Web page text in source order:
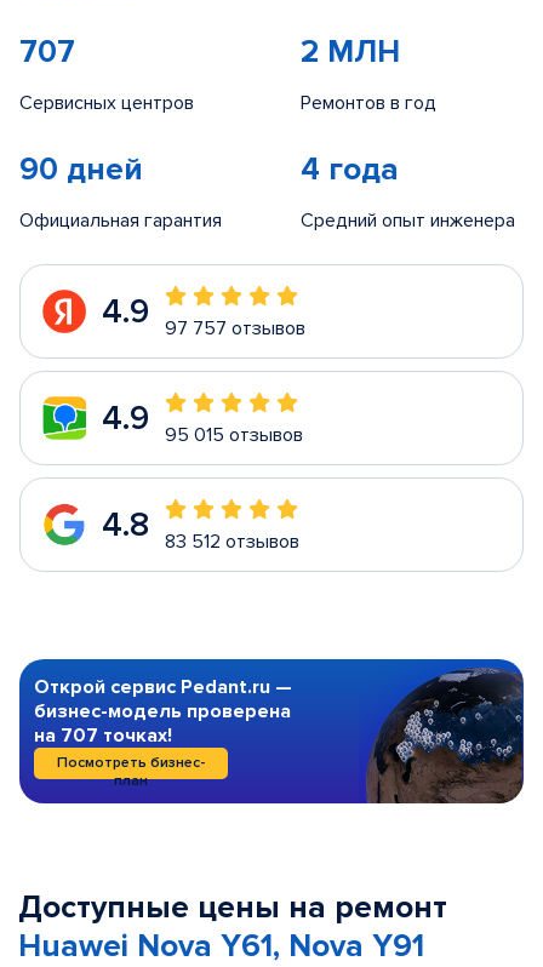
707
Сервисных центров
2 МЛН
Ремонтов в год
90 дней
Официальная гарантия
4 года
Средний опыт инженера
4.9 97 757 отзывов
4.9 95 015 отзывов
4.8 83 512 отзывов
Открой сервис Pedant.ru —
бизнес-модель проверена
на 707 точках!
Посмотреть бизнес-
план
Доступные цены на ремонт
Huawei Nova Y61, Nova Y91